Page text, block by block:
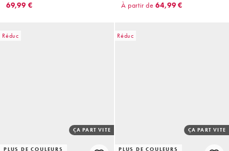
69,99 € À partir de 64,99 €
Réduc
PLUS DE COULEURS
ÇA PART VITE
Réduc
PLUS DE COULEURS
ÇA PART VITE